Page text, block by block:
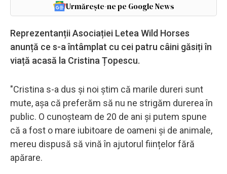
Urmărește-ne pe Google News
Reprezentanții Asociației Letea Wild Horses
anunță ce s-a întâmplat cu cei patru câini găsiți în
viață acasă la Cristina Țopescu.
"Cristina s-a dus și noi știm că marile dureri sunt
mute, așa că preferăm să nu ne strigăm durerea în
public. O cunoșteam de 20 de ani și putem spune
că a fost o mare iubitoare de oameni și de animale,
mereu dispusă să vină în ajutorul ființelor fără
apărare.